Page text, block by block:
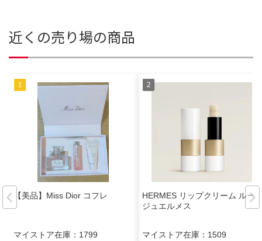
近くの売り場の商品
【美品】Miss Dior コフレ
マイストア在庫： 1799
HERMES リップクリーム ルー
ジュエルメス
マイストア在庫： 1509